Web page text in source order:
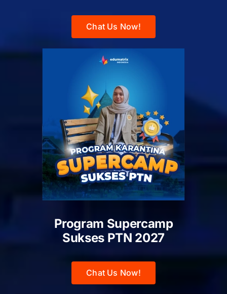
Chat Us Now!
Program Supercamp
Sukses PTN 2027
Chat Us Now!